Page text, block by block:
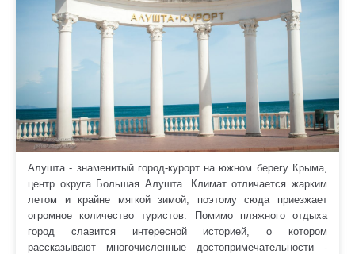
Алушта - знаменитый город-курорт на южном берегу Крыма,
центр округа Большая Алушта. Климат отличается жарким
летом и крайне мягкой зимой, поэтому сюда приезжает
огромное количество туристов. Помимо пляжного отдыха
город славится интересной историей, о котором
рассказывают многочисленные достопримечательности -